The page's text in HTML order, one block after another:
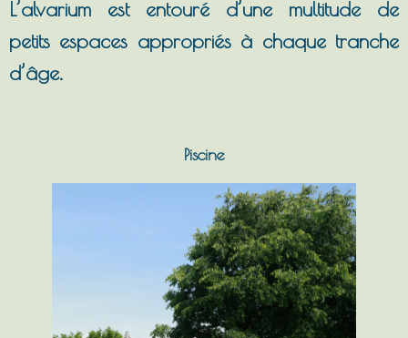
L’alvarium est entouré d’une multitude de
petits espaces appropriés à chaque tranche
d’âge.
Piscine